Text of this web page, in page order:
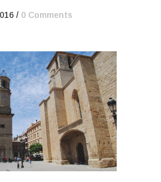
/ 0 Comments